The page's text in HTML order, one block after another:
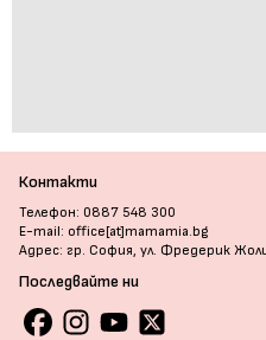
Контакти
Телефон: 0887 548 300
E-mail: office[at]mamamia.bg
Адрес: гр. София, ул. Фредерик
Последвайте ни